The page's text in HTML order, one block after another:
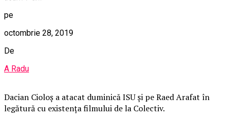
pe
octombrie 28, 2019
De
A Radu
Dacian Cioloș a atacat duminică ISU și pe Raed Arafat în
legătură cu existența filmului de la Colectiv.